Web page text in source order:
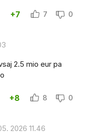
+7 7 0
2.5 mio eur pa
+8 8 0
2026 11.46